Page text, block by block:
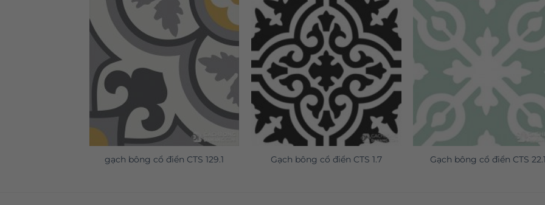
gạch bông cổ điển CTS 129.1 Gạch bông cổ điển CTS 1.7 Gạch bông cổ điển CTS 22.1